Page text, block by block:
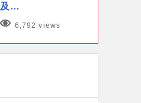
及…
6,792 views